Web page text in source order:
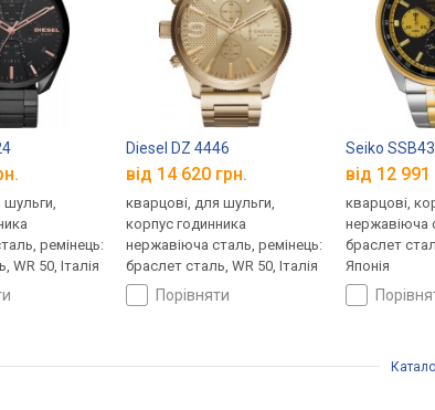
шульги,
ремінець:
WR 50, Італія
Diesel DZ 4446
від 14 620 грн.
кварцові, для шульги,
корпус годинника
нержавіюча сталь, ремінець:
браслет сталь, WR 50, Італія
порівняти
Seiko
від 12 991
кварцові,
нержавіюча
браслет
Японія